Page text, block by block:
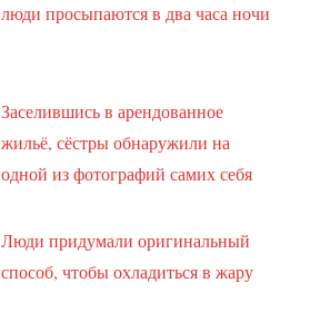
люди просыпаются в два часа ночи
Заселившись в арендованное
жильё, сёстры обнаружили на
одной из фотографий самих себя
Люди придумали оригинальный
способ, чтобы охладиться в жару